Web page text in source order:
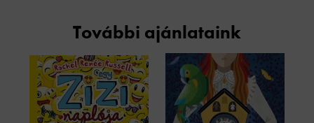
További ajánlataink